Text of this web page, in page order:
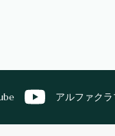
アルファク